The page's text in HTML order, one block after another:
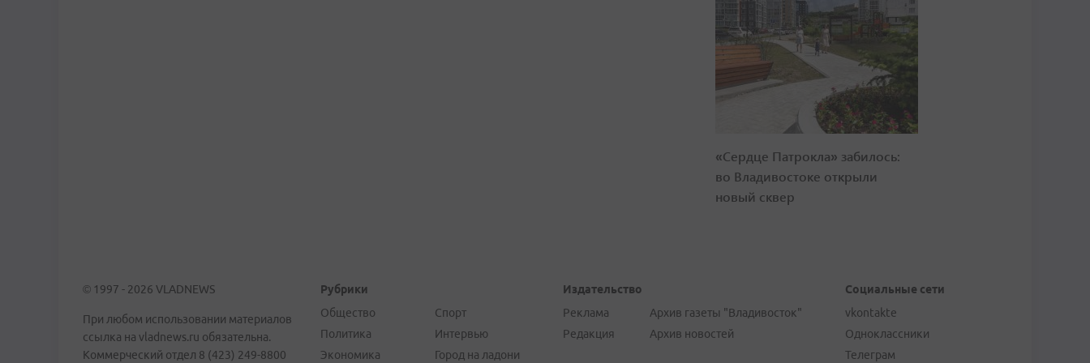
«Сердце Патрокла» забилось:
во Владивостоке открыли
новый сквер
© 1997 - 2026 VLADNEWS
При любом использовании материалов
ссылка на vladnews.ru обязательна.
Коммерческий отдел 8 (423) 249-8800
Рубрики
Общество
Политика
Экономика
Спорт
Интервью
Город на ладони
Издательство
Реклама
Редакция
Архив газеты "Владивосток"
Архив новостей
Социальные сети
vkontakte
Одноклассники
Телеграм